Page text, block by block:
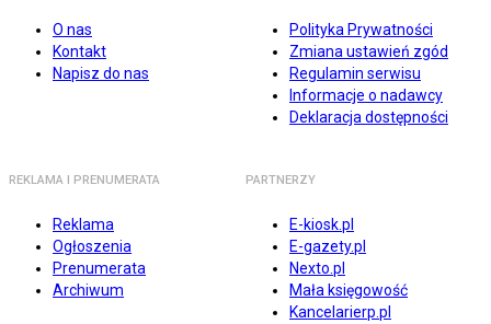
O nas
Kontakt
Napisz do nas
Polityka Prywatności
Zmiana ustawień zgód
Regulamin serwisu
Informacje o nadawcy
Deklaracja dostępności
REKLAMA I PRENUMERATA
Reklama
Ogłoszenia
Prenumerata
Archiwum
PARTNERZY
E-kiosk.pl
E-gazety.pl
Nexto.pl
Mała księgowość
Kancelarierp.pl